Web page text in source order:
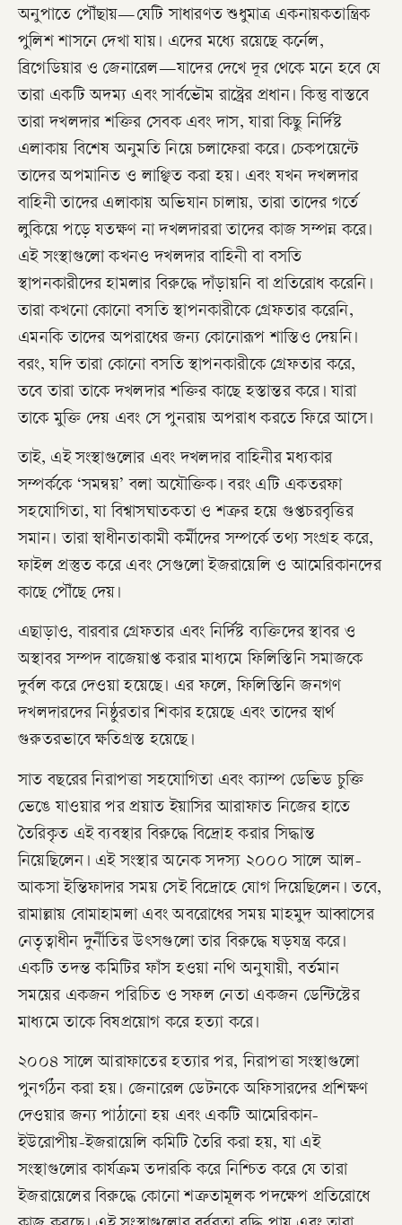
অনুপাতে পৌঁছায়—যেটি সাধারণত শুধুমাত্র একনায়কতান্ত্রিক
পুলিশ শাসনে দেখা যায়। এদের মধ্যে রয়েছে কর্নেল,
ব্রিগেডিয়ার ও জেনারেল—যাদের দেখে দূর থেকে মনে হবে যে
তারা একটি অদম্য এবং সার্বভৌম রাষ্ট্রের প্রধান। কিন্তু বাস্তবে
তারা দখলদার শক্তির সেবক এবং দাস, যারা কিছু নির্দিষ্ট
এলাকায় বিশেষ অনুমতি নিয়ে চলাফেরা করে। চেকপয়েন্টে
তাদের অপমানিত ও লাঞ্ছিত করা হয়। এবং যখন দখলদার
বাহিনী তাদের এলাকায় অভিযান চালায়, তারা তাদের গর্তে
লুকিয়ে পড়ে যতক্ষণ না দখলদাররা তাদের কাজ সম্পন্ন করে।
এই সংস্থাগুলো কখনও দখলদার বাহিনী বা বসতি
স্থাপনকারীদের হামলার বিরুদ্ধে দাঁড়ায়নি বা প্রতিরোধ করেনি।
তারা কখনো কোনো বসতি স্থাপনকারীকে গ্রেফতার করেনি,
এমনকি তাদের অপরাধের জন্য কোনোরূপ শাস্তিও দেয়নি।
বরং, যদি তারা কোনো বসতি স্থাপনকারীকে গ্রেফতার করে,
তবে তারা তাকে দখলদার শক্তির কাছে হস্তান্তর করে। যারা
তাকে মুক্তি দেয় এবং সে পুনরায় অপরাধ করতে ফিরে আসে।
তাই, এই সংস্থাগুলোর এবং দখলদার বাহিনীর মধ্যকার
সম্পর্ককে ‘সমন্বয়’ বলা অযৌক্তিক। বরং এটি একতরফা
সহযোগিতা, যা বিশ্বাসঘাতকতা ও শত্রুর হয়ে গুপ্তচরবৃত্তির
সমান। তারা স্বাধীনতাকামী কর্মীদের সম্পর্কে তথ্য সংগ্রহ করে,
ফাইল প্রস্তুত করে এবং সেগুলো ইজরায়েলি ও আমেরিকানদের
কাছে পৌঁছে দেয়।
এছাড়াও, বারবার গ্রেফতার এবং নির্দিষ্ট ব্যক্তিদের স্থাবর ও
অস্থাবর সম্পদ বাজেয়াপ্ত করার মাধ্যমে ফিলিস্তিনি সমাজকে
দুর্বল করে দেওয়া হয়েছে। এর ফলে, ফিলিস্তিনি জনগণ
দখলদারদের নিষ্ঠুরতার শিকার হয়েছে এবং তাদের স্বার্থ
গুরুতরভাবে ক্ষতিগ্রস্ত হয়েছে।
সাত বছরের নিরাপত্তা সহযোগিতা এবং ক্যাম্প ডেভিড চুক্তি
ভেঙে যাওয়ার পর প্রয়াত ইয়াসির আরাফাত নিজের হাতে
তৈরিকৃত এই ব্যবস্থার বিরুদ্ধে বিদ্রোহ করার সিদ্ধান্ত
নিয়েছিলেন। এই সংস্থার অনেক সদস্য ২০০০ সালে আল-
আকসা ইন্তিফাদার সময় সেই বিদ্রোহে যোগ দিয়েছিলেন। তবে,
রামাল্লায় বোমাহামলা এবং অবরোধের সময় মাহমুদ আব্বাসের
নেতৃত্বাধীন দুর্নীতির উৎসগুলো তার বিরুদ্ধে ষড়যন্ত্র করে।
একটি তদন্ত কমিটির ফাঁস হওয়া নথি অনুযায়ী, বর্তমান
সময়ের একজন পরিচিত ও সফল নেতা একজন ডেন্টিস্টের
মাধ্যমে তাকে বিষপ্রয়োগ করে হত্যা করে।
২০০৪ সালে আরাফাতের হত্যার পর, নিরাপত্তা সংস্থাগুলো
পুনর্গঠন করা হয়। জেনারেল ডেটনকে অফিসারদের প্রশিক্ষণ
দেওয়ার জন্য পাঠানো হয় এবং একটি আমেরিকান-
ইউরোপীয়-ইজরায়েলি কমিটি তৈরি করা হয়, যা এই
সংস্থাগুলোর কার্যক্রম তদারকি করে নিশ্চিত করে যে তারা
ইজরায়েলের বিরুদ্ধে কোনো শত্রুতামূলক পদক্ষেপ প্রতিরোধে